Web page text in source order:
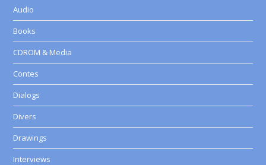
Audio
Books
CDROM & Media
Contes
Dialogs
Divers
Drawings
Interviews